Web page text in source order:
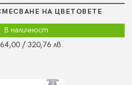
НА ЦВЕТОВЕТЕ
В наличност
/ 320,76 лв.